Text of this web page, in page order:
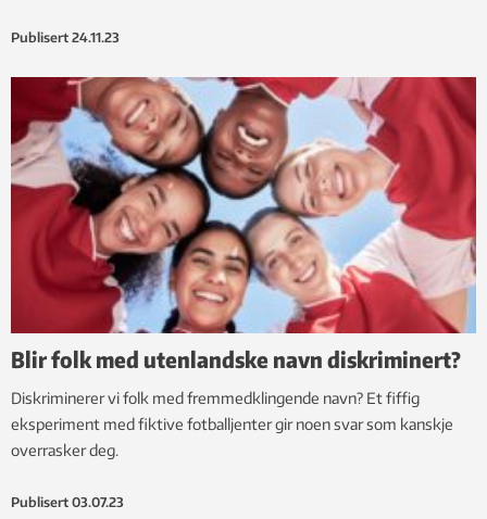
Publisert 24.11.23
Blir folk med utenlandske navn diskriminert?
Diskriminerer vi folk med fremmedklingende navn? Et fiffig
eksperiment med fiktive fotballjenter gir noen svar som kanskje
overrasker deg.
Publisert 03.07.23